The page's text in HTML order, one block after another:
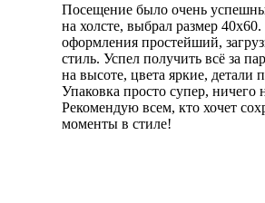
Посещение было очень
на холсте, выбрал размер
оформления простейший,
стиль. Успел получить всё за
на высоте, цвета яркие, детали
Упаковка просто супер, ничего
Рекомендую всем, кто хочет
моменты в стиле!